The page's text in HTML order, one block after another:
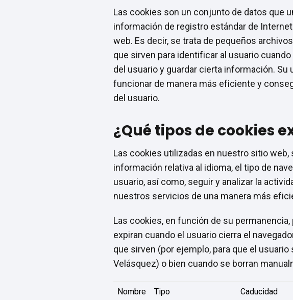
Las cookies son un conjunto de datos que
información de registro estándar de
web. Es decir, se trata de pequeños
que sirven para identificar al usuario
del usuario y guardar cierta información.
funcionar de manera más eficiente y
del usuario.
¿Qué tipos de cookies
Las cookies utilizadas en nuestro sitio
información relativa al idioma, el tipo de
usuario, así como, seguir y analizar la
nuestros servicios de una manera más
Las cookies, en función de su
expiran cuando el usuario cierra el
que sirven (por ejemplo, para que el
Velásquez) o bien cuando se borran
Nombre Tipo Caducidad